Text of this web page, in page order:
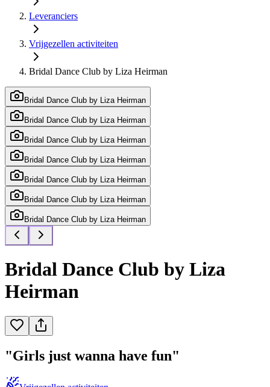
Leveranciers
Vrijgezellen activiteiten
Bridal Dance Club by Liza Heirman
Bridal Dance Club by Liza Heirman
Bridal Dance Club by Liza Heirman
Bridal Dance Club by Liza Heirman
Bridal Dance Club by Liza Heirman
Bridal Dance Club by Liza Heirman
Bridal Dance Club by Liza Heirman
Bridal Dance Club by Liza Heirman
Bridal Dance Club by Liza
Heirman
"Girls just wanna have fun"